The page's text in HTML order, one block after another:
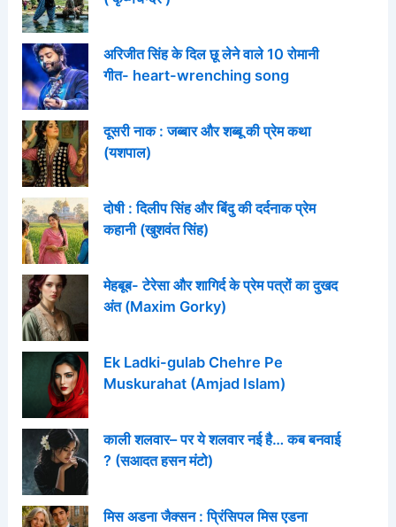
अरिजीत सिंह के दिल छू लेने वाले 10 रोमानी
गीत- heart-wrenching song
दूसरी नाक : जब्बार और शब्बू की प्रेम कथा
(यशपाल)
दोषी : दिलीप सिंह और बिंदु की दर्दनाक प्रेम
कहानी (खुशवंत सिंह)
मेहबूब- टेरेसा और शागिर्द के प्रेम पत्रों का दुखद
अंत (Maxim Gorky)
Ek Ladki-gulab Chehre Pe
Muskurahat (Amjad Islam)
काली शलवार– पर ये शलवार नई है… कब बनवाई
? (सआदत हसन मंटो)
मिस अडना जैक्सन : प्रिंसिपल मिस एडना